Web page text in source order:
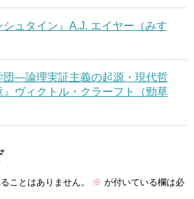
シュタイン』A.J. エイヤー（みす
団―論理実証主義の起源・現代哲
』ヴィクトル・クラーフト（勁草
ことはありません。 ※ が付いている欄は必